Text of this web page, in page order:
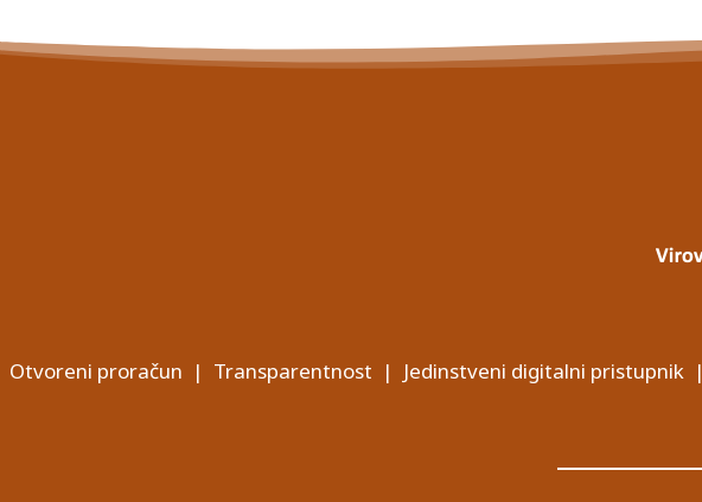
Otvoreni proračun | Transparentnost | Jedinstveni digitalni pristupnik|